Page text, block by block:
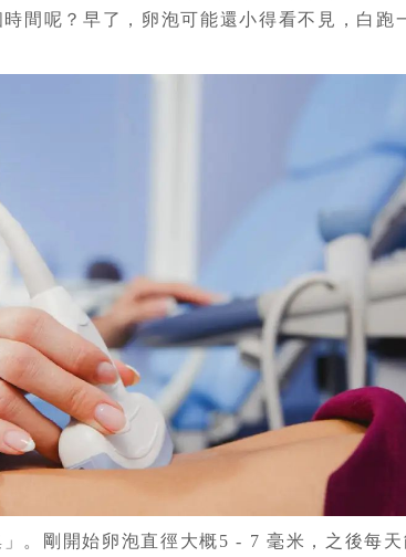
間呢？早了，卵泡可能還小得看不見，白跑
。剛開始卵泡直徑大概5 - 7 毫米，之後每